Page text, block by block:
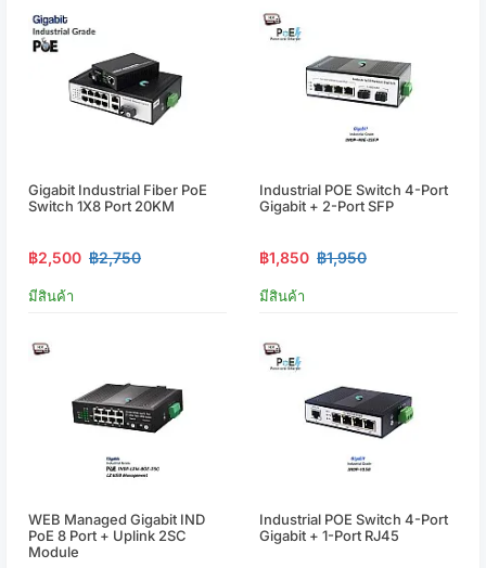
Gigabit Industrial Fiber PoE
Switch 1X8 Port 20KM
฿2,500 ฿2,750
มีสินค้า
Industrial POE Switch 4-Port
Gigabit + 2-Port SFP
฿1,850 ฿1,950
มีสินค้า
WEB Managed Gigabit IND
PoE 8 Port + Uplink 2SC
Module
Industrial POE Switch 4-Port
Gigabit + 1-Port RJ45